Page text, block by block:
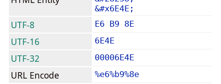
&#x6E4E;
UTF-8 E6 B9 8E
UTF-16 6E4E
UTF-32 00006E4E
URL Encode %e6%b9%8e